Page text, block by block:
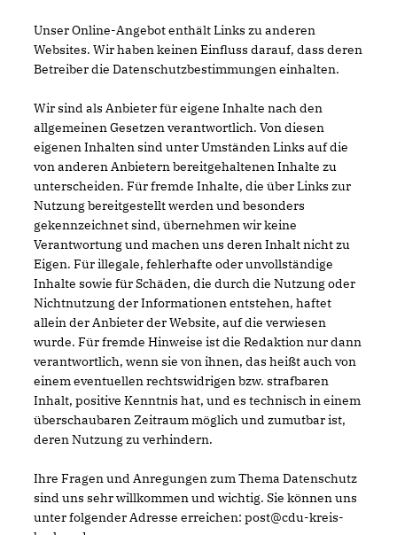
Unser Online-Angebot enthält Links zu anderen
Websites. Wir haben keinen Einfluss darauf, dass deren
Betreiber die Datenschutzbestimmungen einhalten.
Wir sind als Anbieter für eigene Inhalte nach den
allgemeinen Gesetzen verantwortlich. Von diesen
eigenen Inhalten sind unter Umständen Links auf die
von anderen Anbietern bereitgehaltenen Inhalte zu
unterscheiden. Für fremde Inhalte, die über Links zur
Nutzung bereitgestellt werden und besonders
gekennzeichnet sind, übernehmen wir keine
Verantwortung und machen uns deren Inhalt nicht zu
Eigen. Für illegale, fehlerhafte oder unvollständige
Inhalte sowie für Schäden, die durch die Nutzung oder
Nichtnutzung der Informationen entstehen, haftet
allein der Anbieter der Website, auf die verwiesen
wurde. Für fremde Hinweise ist die Redaktion nur dann
verantwortlich, wenn sie von ihnen, das heißt auch von
einem eventuellen rechtswidrigen bzw. strafbaren
Inhalt, positive Kenntnis hat, und es technisch in einem
überschaubaren Zeitraum möglich und zumutbar ist,
deren Nutzung zu verhindern.
Ihre Fragen und Anregungen zum Thema Datenschutz
sind uns sehr willkommen und wichtig. Sie können uns
unter folgender Adresse erreichen: post@cdu-kreis-